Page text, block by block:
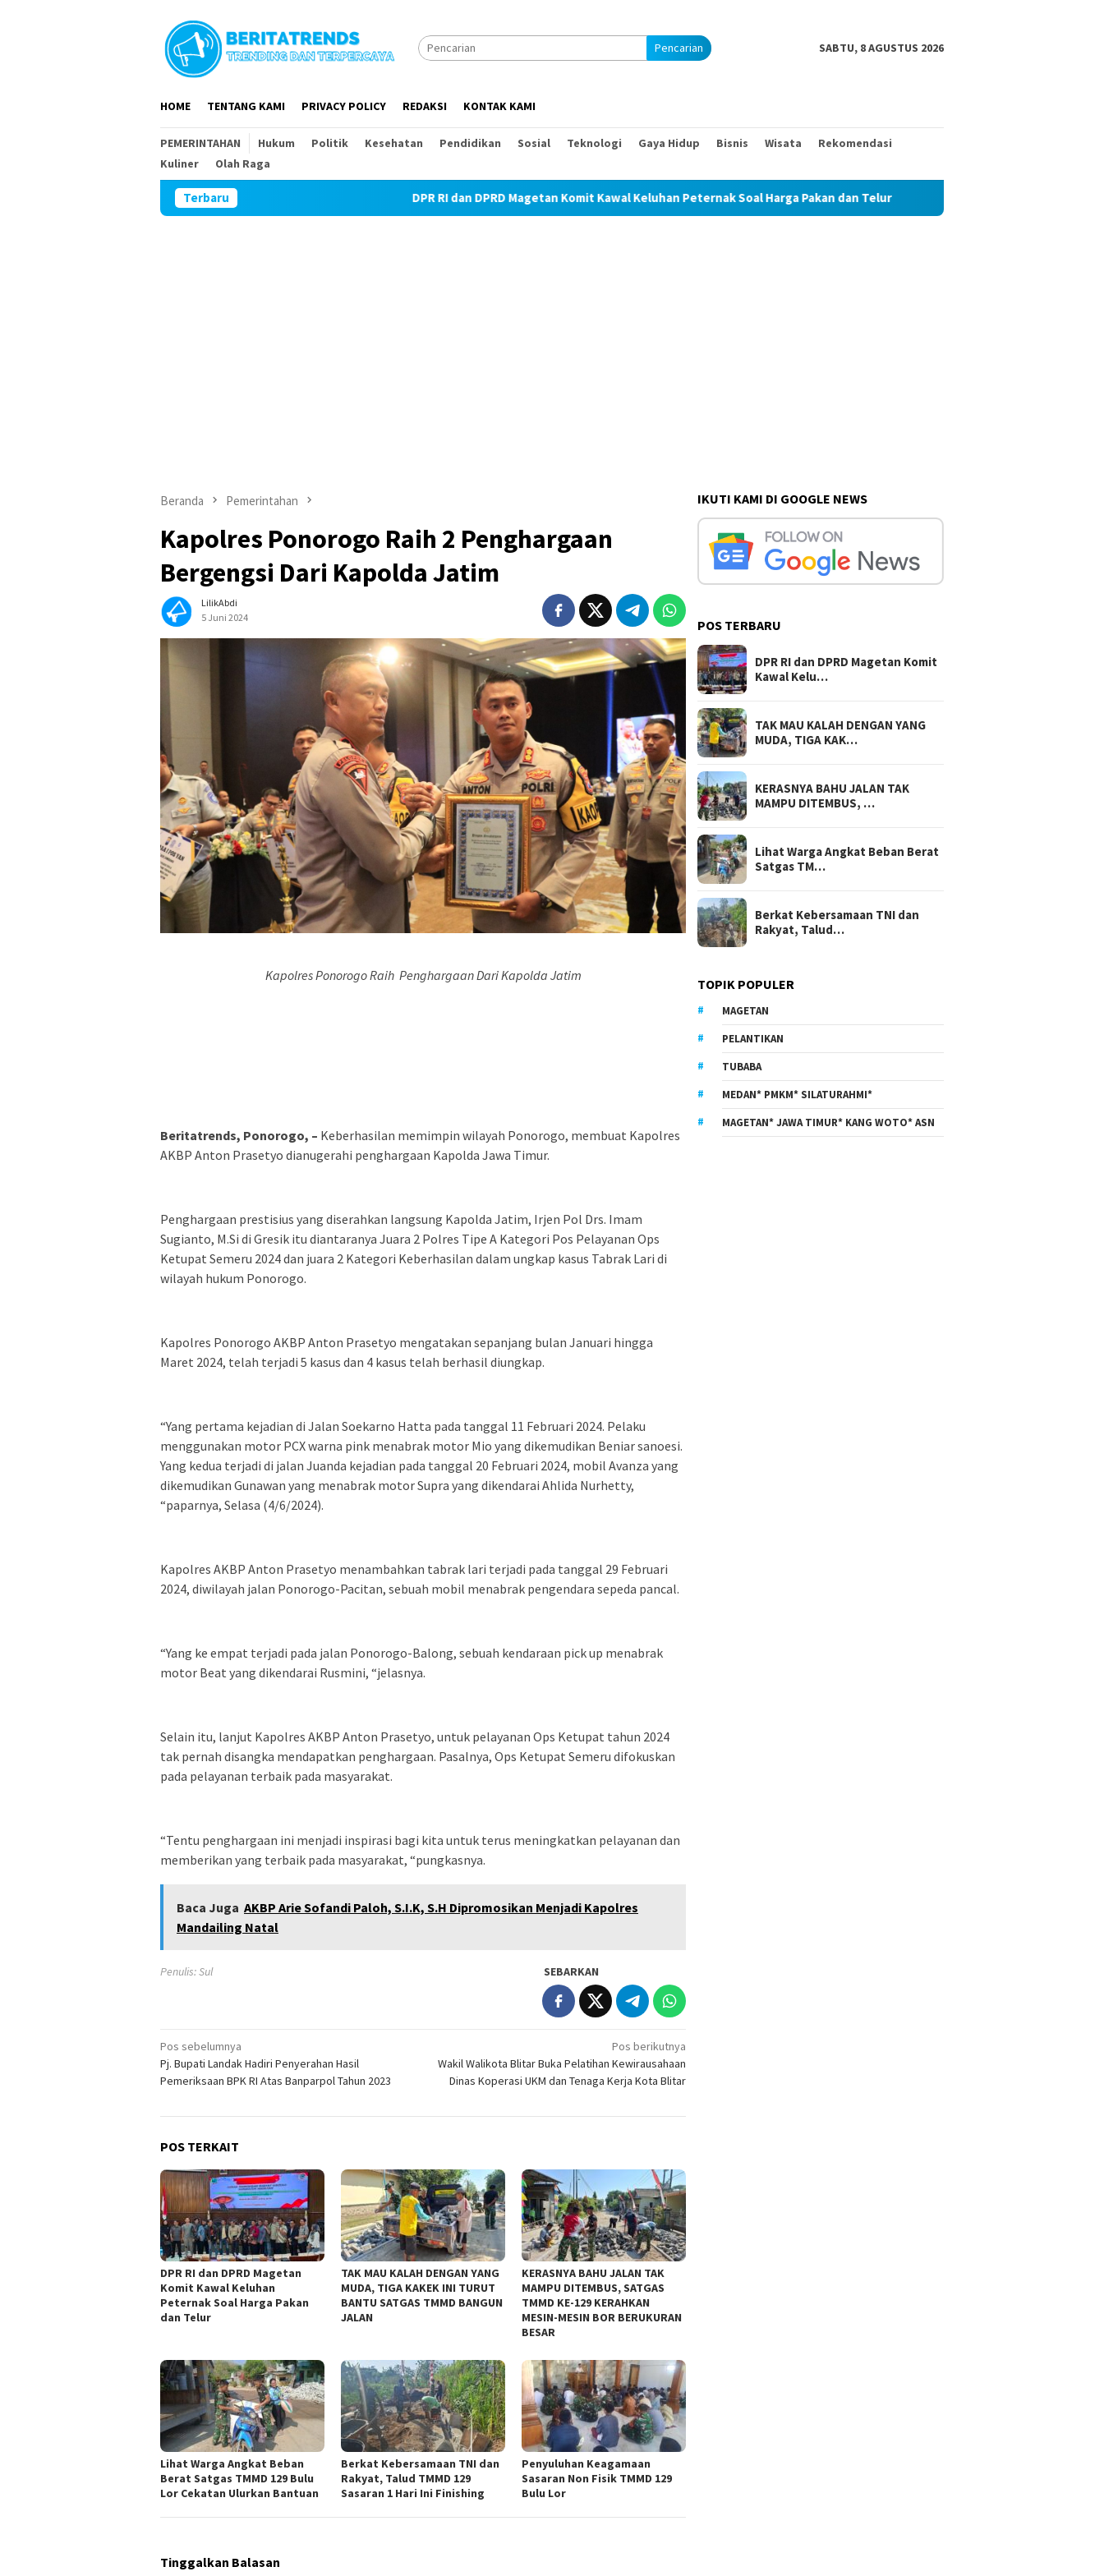
Pencarian SABTU, 8 AGUSTUS 2026
HOME TENTANG KAMI PRIVACY POLICY REDAKSI KONTAK KAMI
PEMERINTAHAN Hukum Politik Kesehatan Pendidikan Sosial Teknologi Gaya Hidup Bisnis Wisata
Rekomendasi
Kuliner
Olah Raga
Terbaru DPR RI dan DPRD Magetan Komit Kawal Keluhan Peternak Soal Harga Pakan dan Telur TAK MAU KALAH DENGAN YANG MUDA, TIGA
Beranda Pemerintahan
Kapolres Ponorogo Raih 2 Penghargaan
Bergengsi Dari Kapolda Jatim
LilikAbdi
5 Juni 2024
Kapolres Ponorogo Raih Penghargaan Dari Kapolda Jatim
Beritatrends, Ponorogo, – Keberhasilan memimpin wilayah Ponorogo, membuat Kapolres
AKBP Anton Prasetyo dianugerahi penghargaan Kapolda Jawa Timur.
Penghargaan prestisius yang diserahkan langsung Kapolda Jatim, Irjen Pol Drs. Imam
Sugianto, M.Si di Gresik itu diantaranya Juara 2 Polres Tipe A Kategori Pos Pelayanan Ops
Ketupat Semeru 2024 dan juara 2 Kategori Keberhasilan dalam ungkap kasus Tabrak Lari di
wilayah hukum Ponorogo.
Kapolres Ponorogo AKBP Anton Prasetyo mengatakan sepanjang bulan Januari hingga
Maret 2024, telah terjadi 5 kasus dan 4 kasus telah berhasil diungkap.
“Yang pertama kejadian di Jalan Soekarno Hatta pada tanggal 11 Februari 2024. Pelaku
menggunakan motor PCX warna pink menabrak motor Mio yang dikemudikan Beniar sanoesi.
Yang kedua terjadi di jalan Juanda kejadian pada tanggal 20 Februari 2024, mobil Avanza yang
dikemudikan Gunawan yang menabrak motor Supra yang dikendarai Ahlida Nurhetty,
“paparnya, Selasa (4/6/2024).
Kapolres AKBP Anton Prasetyo menambahkan tabrak lari terjadi pada tanggal 29 Februari
2024, diwilayah jalan Ponorogo-Pacitan, sebuah mobil menabrak pengendara sepeda pancal.
“Yang ke empat terjadi pada jalan Ponorogo-Balong, sebuah kendaraan pick up menabrak
motor Beat yang dikendarai Rusmini, “jelasnya.
Selain itu, lanjut Kapolres AKBP Anton Prasetyo, untuk pelayanan Ops Ketupat tahun 2024
tak pernah disangka mendapatkan penghargaan. Pasalnya, Ops Ketupat Semeru difokuskan
pada pelayanan terbaik pada masyarakat.
“Tentu penghargaan ini menjadi inspirasi bagi kita untuk terus meningkatkan pelayanan dan
memberikan yang terbaik pada masyarakat, “pungkasnya.
Baca Juga AKBP Arie Sofandi Paloh, S.I.K, S.H Dipromosikan Menjadi Kapolres
Mandailing Natal
Penulis: Sul SEBARKAN
Navigasi
pos
Pos sebelumnya
Pj. Bupati Landak Hadiri Penyerahan Hasil
Pemeriksaan BPK RI Atas Banparpol Tahun 2023
Pos berikutnya
Wakil Walikota Blitar Buka Pelatihan Kewirausahaan
Dinas Koperasi UKM dan Tenaga Kerja Kota Blitar
POS TERKAIT
DPR RI dan DPRD Magetan
Komit Kawal Keluhan
Peternak Soal Harga Pakan
dan Telur
TAK MAU KALAH DENGAN YANG
MUDA, TIGA KAKEK INI TURUT
BANTU SATGAS TMMD BANGUN
JALAN
KERASNYA BAHU JALAN TAK
MAMPU DITEMBUS, SATGAS
TMMD KE-129 KERAHKAN
MESIN-MESIN BOR BERUKURAN
BESAR
Lihat Warga Angkat Beban
Berat Satgas TMMD 129 Bulu
Lor Cekatan Ulurkan Bantuan
Berkat Kebersamaan TNI dan
Rakyat, Talud TMMD 129
Sasaran 1 Hari Ini Finishing
Penyuluhan Keagamaan
Sasaran Non Fisik TMMD 129
Bulu Lor
Tinggalkan Balasan
IKUTI KAMI DI GOOGLE NEWS
POS TERBARU
DPR RI dan DPRD Magetan Komit
Kawal Kelu…
TAK MAU KALAH DENGAN YANG
MUDA, TIGA KAK…
KERASNYA BAHU JALAN TAK
MAMPU DITEMBUS, …
Lihat Warga Angkat Beban Berat
Satgas TM…
Berkat Kebersamaan TNI dan
Rakyat, Talud…
TOPIK POPULER
MAGETAN
PELANTIKAN
TUBABA
MEDAN* PMKM* SILATURAHMI*
MAGETAN* JAWA TIMUR* KANG WOTO* ASN